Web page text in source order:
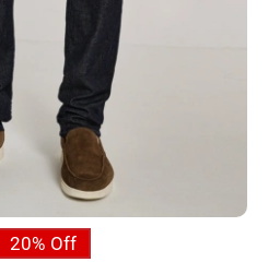
20% Off